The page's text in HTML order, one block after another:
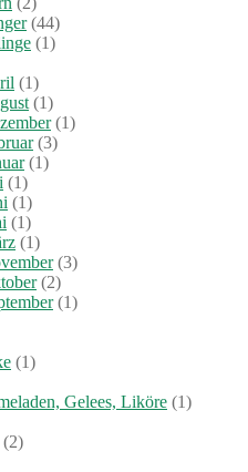
(44)
(1)
(1)
(1)
(1)
(3)
(1)
(1)
(1)
(1)
(1)
(3)
(2)
(1)
(1)
Gelees, Liköre (1)
(2)